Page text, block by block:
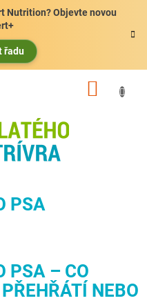
Nutrition? Objevte novou
řadu
PSA
PSA – CO
NEBO